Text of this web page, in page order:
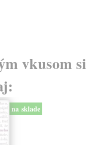
vkusom si
na sklade